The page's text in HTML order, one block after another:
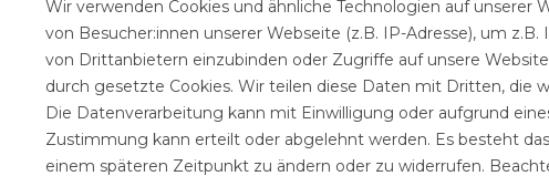
- wir lernen von der NaturDie einzigartige
Technologie ist Grundlage für das KG-System
Diese ermöglicht es, ein Produkt herzustellen,
Wand von der Struktur her der eines Knochens, wie
aus dem Tierreich kennt, ähnelt.
Wir verwenden Cookies und ähnliche Technologien auf
von Besucher:innen unserer Webseite (z.B. IP-Adresse), um
von Drittanbietern einzubinden oder Zugriffe auf unsere
durch gesetzte Cookies. Wir teilen diese Daten mit Dritten, die
Die Datenverarbeitung kann mit Einwilligung oder aufgrund
Zustimmung kann erteilt oder abgelehnt werden. Es besteht
einem späteren Zeitpunkt zu ändern oder zu widerrufen.